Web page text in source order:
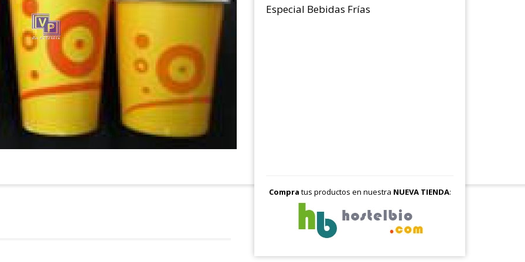
Especial Bebidas Frías
Compra tus productos en nuestra NUEVA TIENDA: